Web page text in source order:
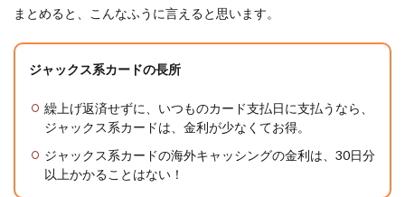
まとめると、こんなふうに言えると思います。
ジャックス系カードの長所
繰上げ返済せずに、いつものカード支払日に支払うなら、
ジャックス系カードは、金利が少なくてお得。
ジャックス系カードの海外キャッシングの金利は、30日分
以上かかることはない！